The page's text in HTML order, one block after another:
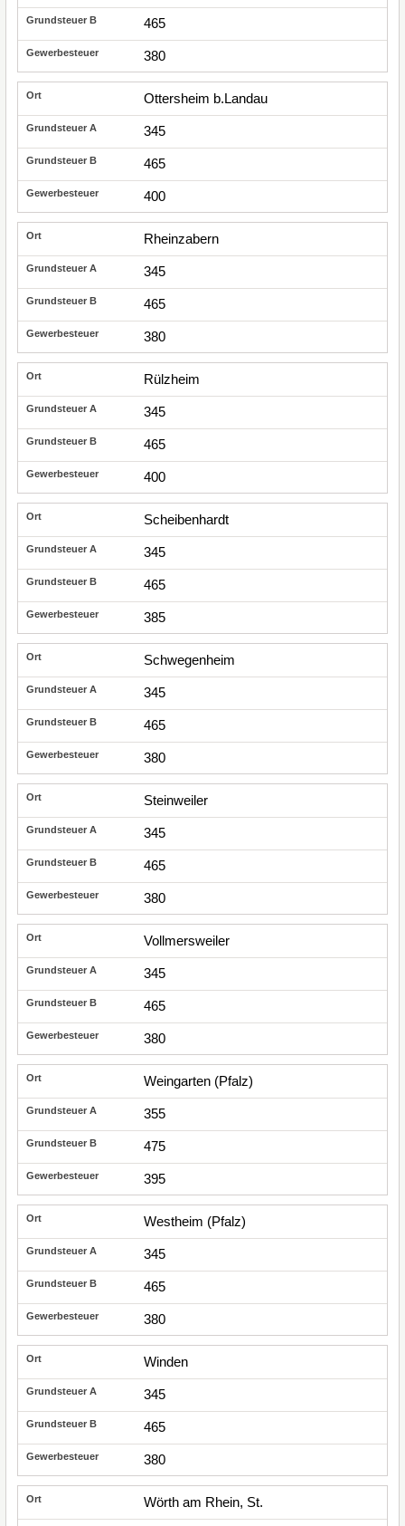
465
380
Ottersheim b.Landau
345
465
400
Rheinzabern
345
465
380
Rülzheim
345
465
400
Scheibenhardt
345
465
385
Schwegenheim
345
465
380
Steinweiler
345
465
380
Vollmersweiler
345
465
380
Weingarten (Pfalz)
355
475
395
Westheim (Pfalz)
345
465
380
Winden
345
465
380
Wörth am Rhein, St.